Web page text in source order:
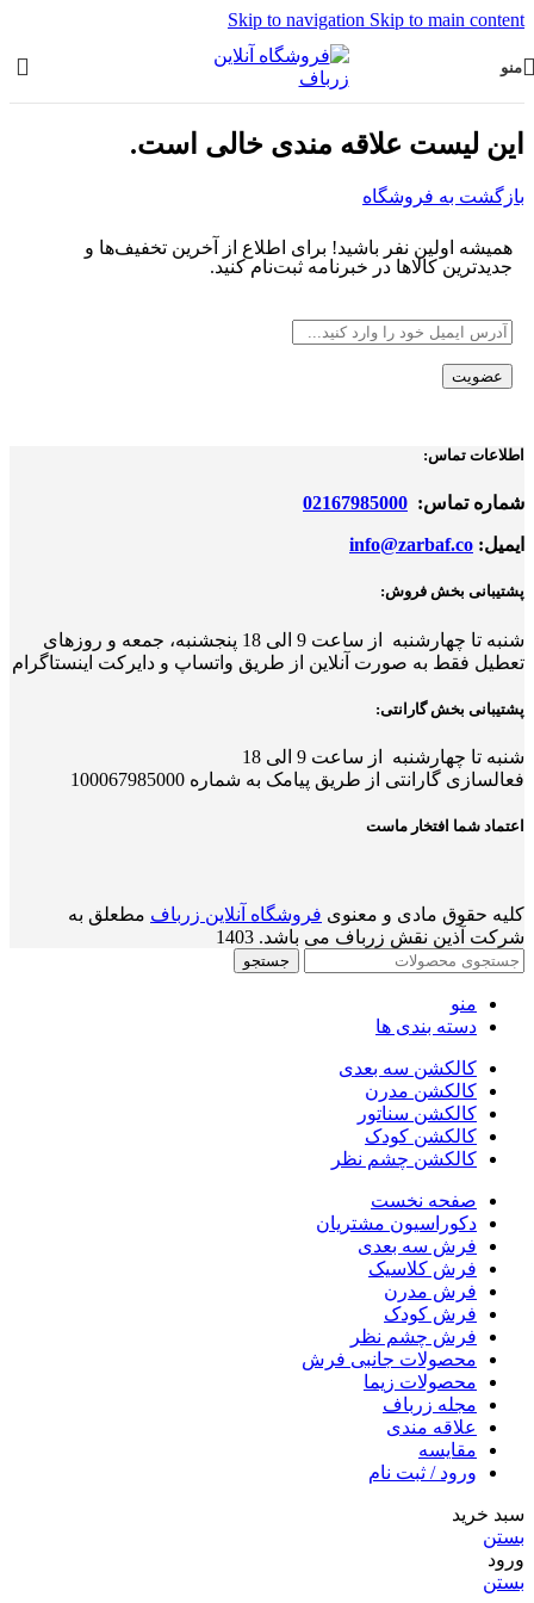
Skip to navigation Skip to main content
منو
این لیست علاقه مندی خالی است.
بازگشت به فروشگاه
همیشه اولین نفر باشید! برای اطلاع از آخرین تخفیف‌ها و
جدیدترین کالاها در خبرنامه ثبت‌نام کنید.
اطلاعات تماس:
شماره تماس: 02167985000
ایمیل: info@zarbaf.co
پشتیبانی بخش فروش:
شنبه تا چهارشنبه از ساعت 9 الی 18 پنجشنبه، جمعه و روزهای
تعطیل فقط به صورت آنلاین از طریق واتساپ و دایرکت اینستاگرام
پشتیبانی بخش گارانتی:
شنبه تا چهارشنبه از ساعت 9 الی 18
فعالسازی گارانتی از طریق پیامک به شماره 100067985000
اعتماد شما افتخار ماست
کلیه حقوق مادی و معنوی فروشگاه آنلاین زرباف مطعلق به
شرکت آذین نقش زرباف می باشد. 1403
جستجو
منو
دسته بندی ها
کالکشن سه بعدی
کالکشن مدرن
کالکشن سناتور
کالکشن کودک
کالکشن چشم نظر
صفحه نخست
دکوراسیون مشتریان
فرش سه بعدی
فرش کلاسیک
فرش مدرن
فرش کودک
فرش چشم نظر
محصولات جانبی فرش
محصولات زیما
مجله زرباف
علاقه مندی
مقایسه
ورود / ثبت نام
سبد خرید
بستن
ورود
بستن